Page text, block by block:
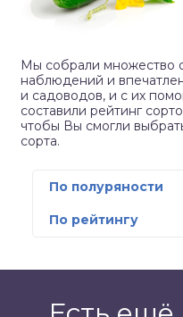
Рейтинг
Мы собрали множество
наблюдений и
и садоводов, и с их
составили рейтинг
чтобы Вы смогли
сорта.
По полуряности
По рейтингу